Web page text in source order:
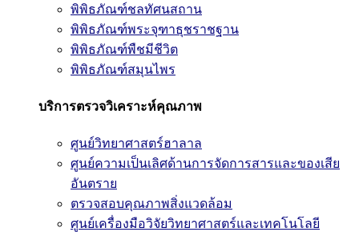
พิพิธภัณฑ์ชลทัศนสถาน
พิพิธภัณฑ์พระจุฑาธุชราชฐาน
พิพิธภัณฑ์พืชมีชีวิต
พิพิธภัณฑ์สมุนไพร
บริการตรวจวิเคราะห์คุณภาพ
ศูนย์วิทยาศาสตร์ฮาลาล
ศูนย์ความเป็นเลิศด้านการจัดการสารและของเสีย
อันตราย
ตรวจสอบคุณภาพสิ่งแวดล้อม
ศูนย์เครื่องมือวิจัยวิทยาศาสตร์และเทคโนโลยี